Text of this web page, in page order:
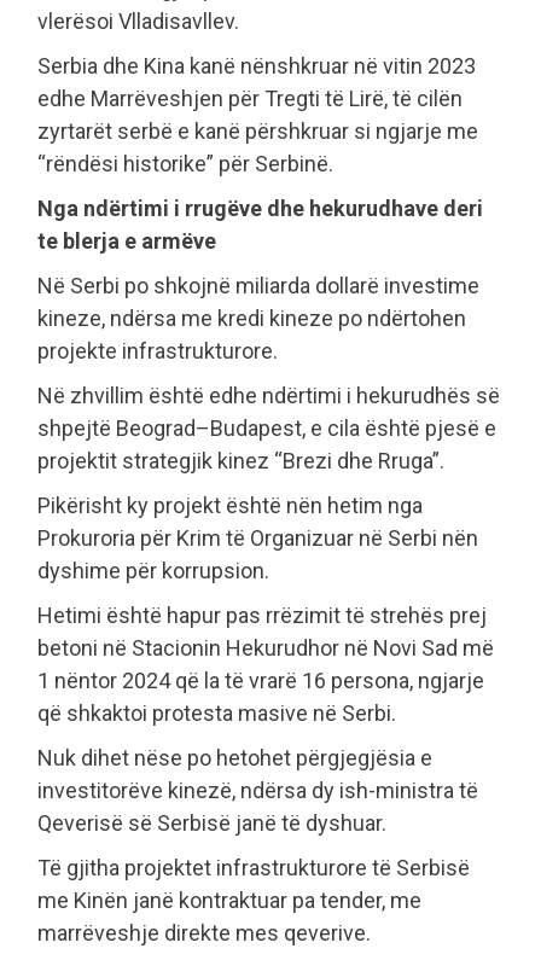
vlerësoi Vlladisavllev.
Serbia dhe Kina kanë nënshkruar në vitin 2023
edhe Marrëveshjen për Tregti të Lirë, të cilën
zyrtarët serbë e kanë përshkruar si ngjarje me
“rëndësi historike” për Serbinë.
Nga ndërtimi i rrugëve dhe hekurudhave deri
te blerja e armëve
Në Serbi po shkojnë miliarda dollarë investime
kineze, ndërsa me kredi kineze po ndërtohen
projekte infrastrukturore.
Në zhvillim është edhe ndërtimi i hekurudhës së
shpejtë Beograd–Budapest, e cila është pjesë e
projektit strategjik kinez “Brezi dhe Rruga”.
Pikërisht ky projekt është nën hetim nga
Prokuroria për Krim të Organizuar në Serbi nën
dyshime për korrupsion.
Hetimi është hapur pas rrëzimit të strehës prej
betoni në Stacionin Hekurudhor në Novi Sad më
1 nëntor 2024 që la të vrarë 16 persona, ngjarje
që shkaktoi protesta masive në Serbi.
Nuk dihet nëse po hetohet përgjegjësia e
investitorëve kinezë, ndërsa dy ish-ministra të
Qeverisë së Serbisë janë të dyshuar.
Të gjitha projektet infrastrukturore të Serbisë
me Kinën janë kontraktuar pa tender, me
marrëveshje direkte mes qeverive.